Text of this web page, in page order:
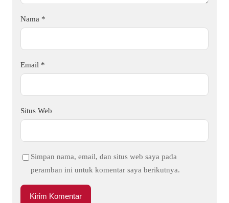
Nama *
Email *
Situs Web
Simpan nama, email, dan situs web saya pada
peramban ini untuk komentar saya berikutnya.